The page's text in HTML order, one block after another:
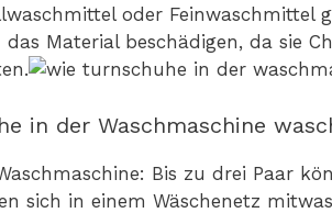
oder Feinwaschmittel
Material beschädigen, da sie
in der Waschmaschine
Bis zu drei Paar
sich in einem Wäschenetz